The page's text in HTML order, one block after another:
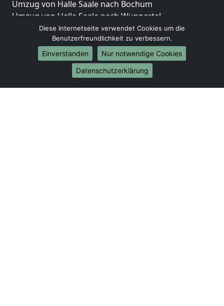
Umzug von Halle Saale nach Bochum
Umzug von Halle Saale nach Wuppertal
Umzug von Halle Saale nach Bielefeld
Umzug von Halle Saale nach Bonn
Umzug von Halle Saale nach Münster
Internationale-Umzüge
Umzug von Halle Saale nach Brasilien
Diese Internetseite verwendet Cookies um die
Benutzerfreundlichkeit zu verbessern.
Einverstanden
Nur notwendige Cookies
Datenschutzerklärung